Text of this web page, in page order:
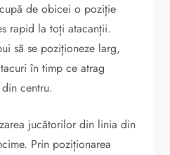
de obicei o poziție
rapid la toți atacanții.
să se poziționeze larg,
în timp ce atrag
centru.
jucătorilor din linia din
Prin poziționarea